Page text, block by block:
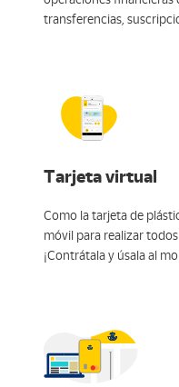
transferencias,
Tarjeta virtual
Como la tarjeta de
móvil para realizar
¡Contrátala y úsala al